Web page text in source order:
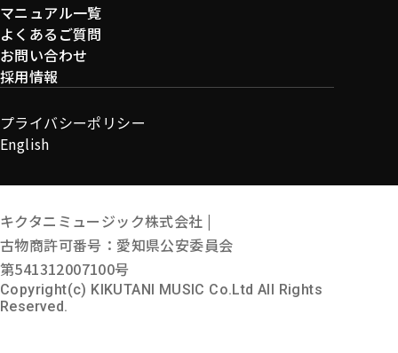
マニュアル一覧
よくあるご質問
お問い合わせ
採用情報
プライバシーポリシー
English
キクタニミュージック株式会社 |
古物商許可番号：愛知県公安委員会
第541312007100号
Copyright(c) KIKUTANI MUSIC Co.Ltd All Rights
Reserved.